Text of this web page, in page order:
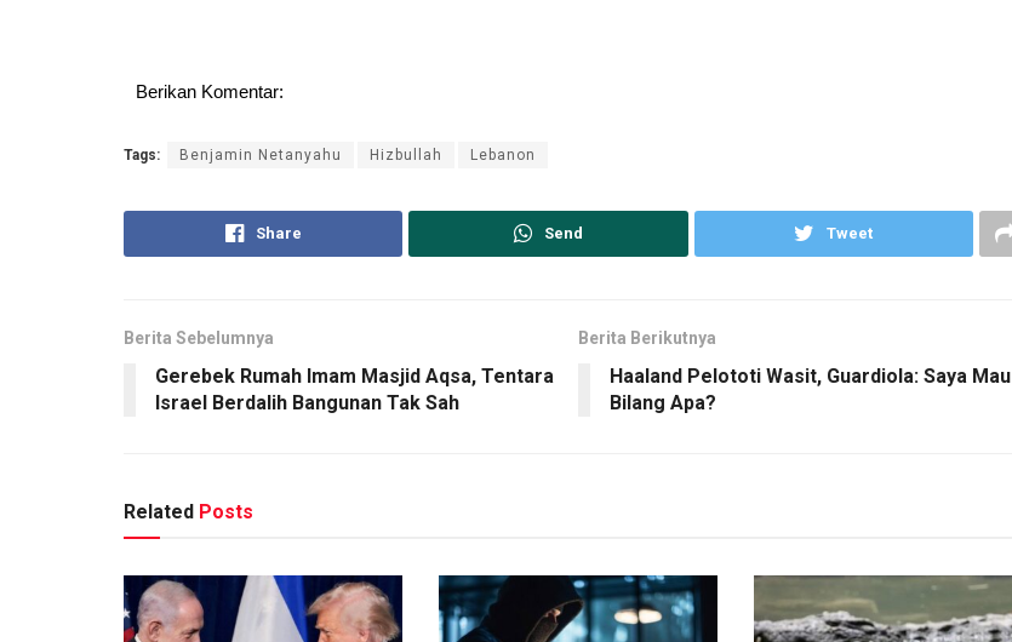
Berikan Komentar:
Tags: Benjamin Netanyahu Hizbullah Lebanon
Share Send Tweet
Berita Sebelumnya
Gerebek Rumah Imam Masjid Aqsa, Tentara
Israel Berdalih Bangunan Tak Sah
Berita Berikutnya
Haaland Pelototi Wasit, Guardiola: Saya Mau
Bilang Apa?
Related Posts